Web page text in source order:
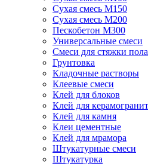
Сухая смесь М150
Сухая смесь М200
Пескобетон М300
Универсальные смеси
Смеси для стяжки пола
Грунтовка
Кладочные растворы
Клеевые смеси
Клей для блоков
Клей для
Клей для камня
Клеи цементные
Клей для мрамора
Штукатурные смеси
Штукатурка